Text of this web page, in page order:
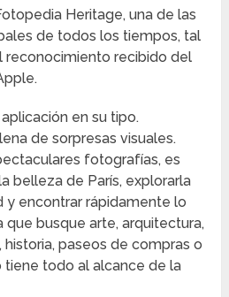
Heritage, una de las
de todos los tiempos, tal
recibido del
en su tipo.
de sorpresas visuales.
fotografías, es
belleza de París, explorarla
y encontrar rápidamente lo
que busque arte, arquitectura,
paseos de compras o
tiene todo al alcance de la